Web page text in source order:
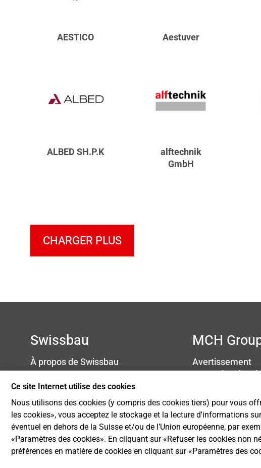
AESTICO Aestuver
ALBED SH.P.K
alftechnik
GmbH
CHARGER PLUS
Swissbau
À propos de Swissbau
Newsletter
Blog
Développement durable
MCH
Avertissement
Cookie Settings
Ce site Internet utilise des cookies
Nous utilisons des cookies (y compris des cookies tiers) pour vous
les cookies», vous acceptez le stockage et la lecture d'informations
éventuel en dehors de la Suisse et/ou de l’Union européenne, par
«Paramètres des cookies». En cliquant sur «Refuser les cookies non
préférences en matière de cookies en cliquant sur «Paramètres des